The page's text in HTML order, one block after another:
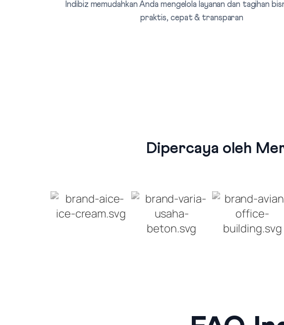
Indibiz memudahkan Anda mengelola layanan dan tagihan
praktis, cepat & transparan
Dipercaya oleh